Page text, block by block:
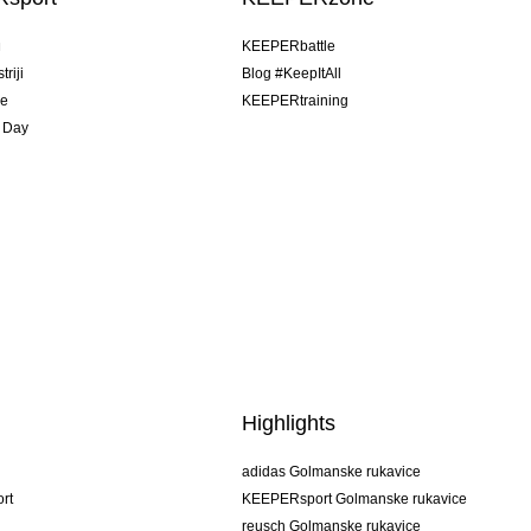
KEEPERbattle
Blog #KeepItAll
KEEPERtraining
Highlights
adidas Golmanske rukavice
KEEPERsport Golmanske rukavice
reusch Golmanske rukavice